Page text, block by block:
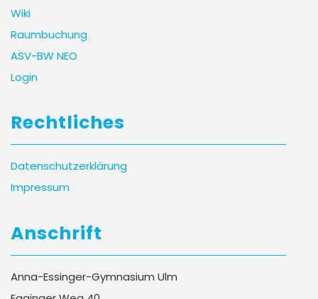
Wiki
Raumbuchung
ASV-BW NEO
Login
Rechtliches
Datenschutzerklärung
Impressum
Anschrift
Anna-Essinger-Gymnasium Ulm